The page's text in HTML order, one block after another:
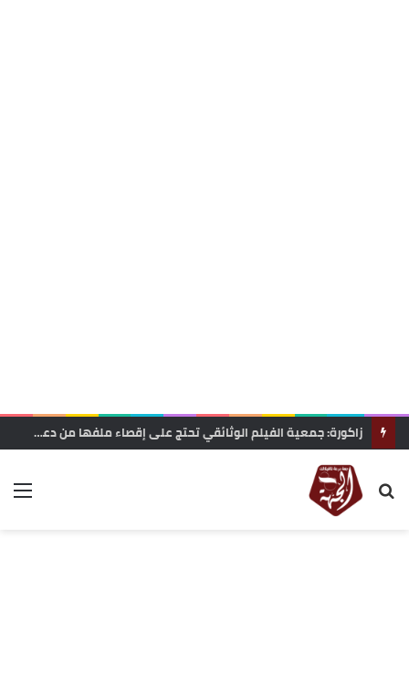
زاكورة: جمعية الفيلم الوثائقي تحتج على إقصاء ملفها من دعم المهرجانات السينمائية